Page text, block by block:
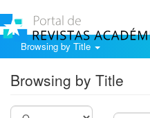
Browsing by Title
Browsing by Title